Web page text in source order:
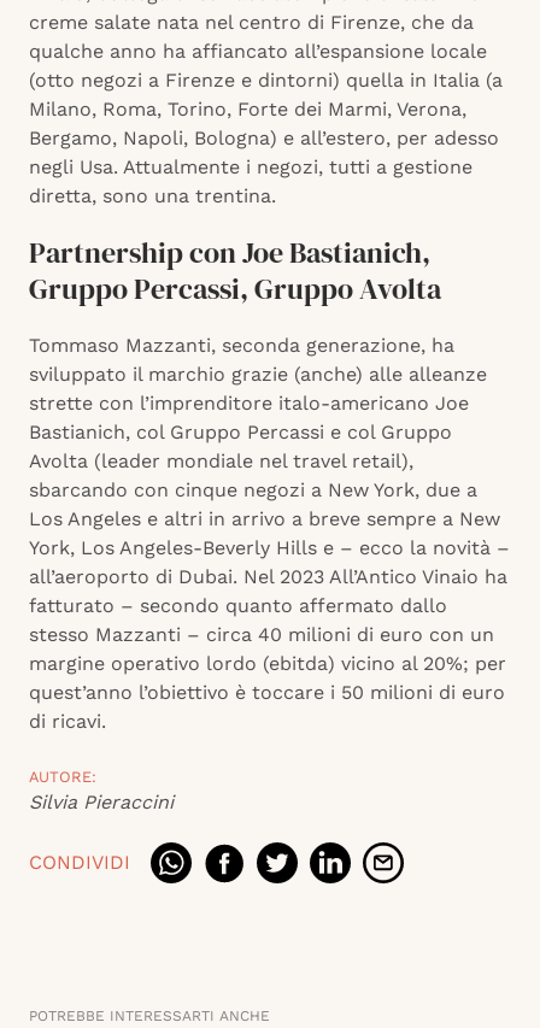
creme salate nata nel centro di Firenze, che da
qualche anno ha affiancato all’espansione locale
(otto negozi a Firenze e dintorni) quella in Italia (a
Milano, Roma, Torino, Forte dei Marmi, Verona,
Bergamo, Napoli, Bologna) e all’estero, per adesso
negli Usa. Attualmente i negozi, tutti a gestione
diretta, sono una trentina.
Partnership con Joe Bastianich,
Gruppo Percassi, Gruppo Avolta
Tommaso Mazzanti, seconda generazione, ha
sviluppato il marchio grazie (anche) alle alleanze
strette con l’imprenditore italo-americano Joe
Bastianich, col Gruppo Percassi e col Gruppo
Avolta (leader mondiale nel travel retail),
sbarcando con cinque negozi a New York, due a
Los Angeles e altri in arrivo a breve sempre a New
York, Los Angeles-Beverly Hills e – ecco la novità –
all’aeroporto di Dubai. Nel 2023 All’Antico Vinaio ha
fatturato – secondo quanto affermato dallo
stesso Mazzanti – circa 40 milioni di euro con un
margine operativo lordo (ebitda) vicino al 20%; per
quest’anno l’obiettivo è toccare i 50 milioni di euro
di ricavi.
AUTORE:
Silvia Pieraccini
CONDIVIDI
POTREBBE INTERESSARTI ANCHE